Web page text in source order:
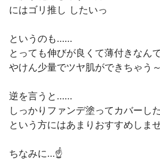
にはゴリ推し したいっ
というのも……
とっても伸びが良くて薄付きなん
やけん少量でツヤ肌ができちゃう～
逆を言うと……
しっかりファンデ塗ってカバーし
という方にはあまりおすすめしま
ちなみに…☝️